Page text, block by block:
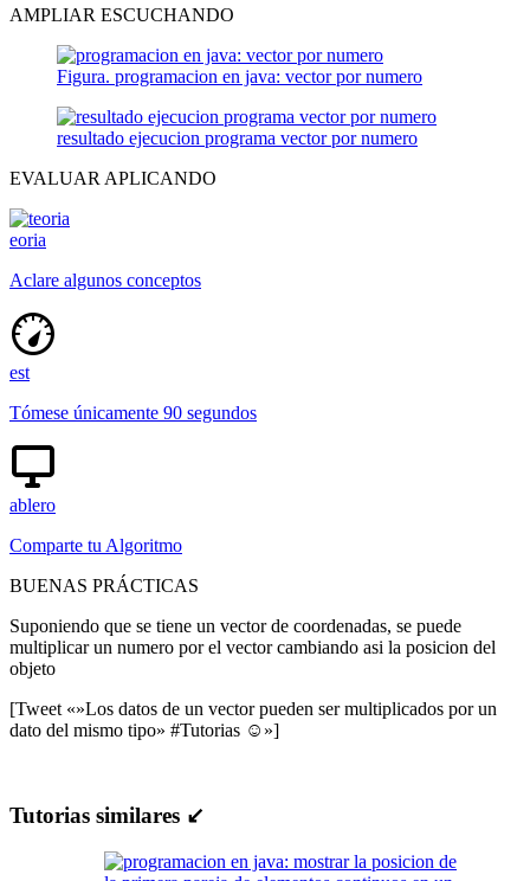
AMPLIAR ESCUCHANDO
Figura. programacion en java: vector por numero
resultado ejecucion programa vector por numero
EVALUAR APLICANDO
eoria
Aclare algunos conceptos
est
Tómese únicamente 90 segundos
ablero
Comparte tu Algoritmo
BUENAS PRÁCTICAS
Suponiendo que se tiene un vector de coordenadas, se puede
multiplicar un numero por el vector cambiando asi la posicion del
objeto
[Tweet «»Los datos de un vector pueden ser multiplicados por un
dato del mismo tipo» #Tutorias ☺»]
Tutorias similares ↙